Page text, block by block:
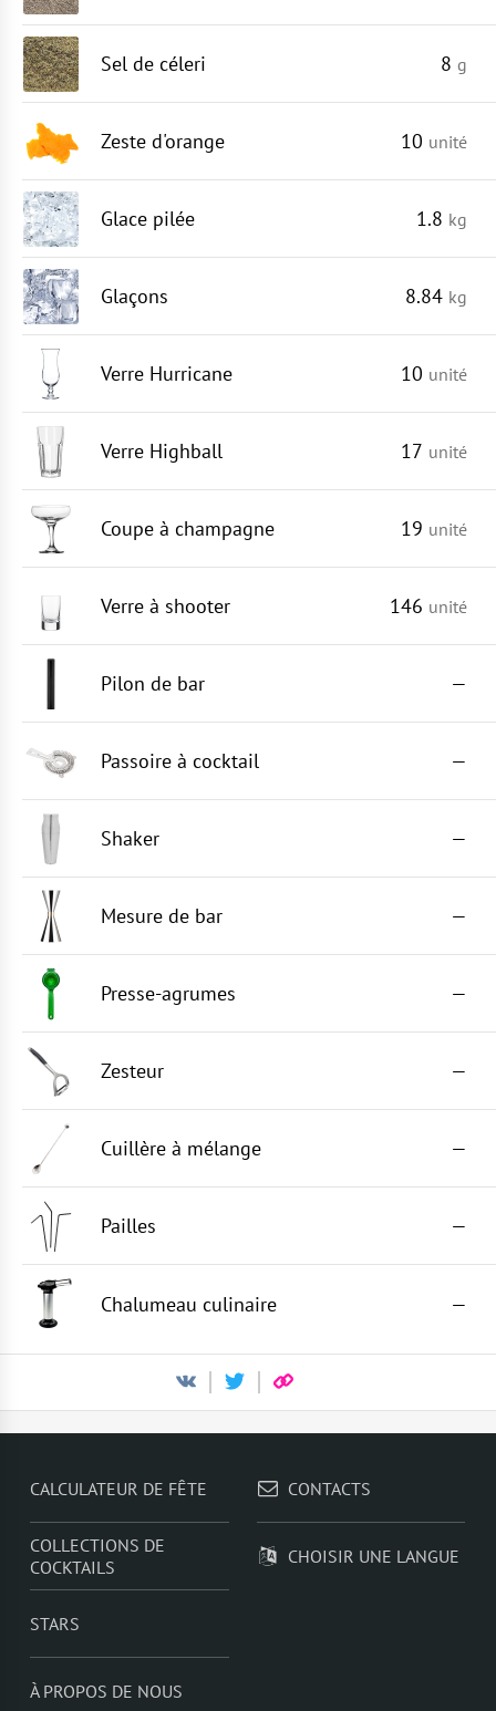
Sel de céleri 8 g
Zeste d'orange 10 unité
Glace pilée 1.8 kg
Glaçons 8.84 kg
Verre Hurricane 10 unité
Verre Highball 17 unité
Coupe à champagne 19 unité
Verre à shooter 146 unité
Pilon de bar —
Passoire à cocktail —
Shaker —
Mesure de bar —
Presse-agrumes —
Zesteur —
Cuillère à mélange —
Pailles —
Chalumeau culinaire —
CALCULATEUR DE FÊTE
COLLECTIONS DE
COCKTAILS
STARS
À PROPOS DE NOUS
CONTACTS
CHOISIR UNE LANGUE